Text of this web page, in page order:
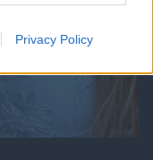
Privacy Policy